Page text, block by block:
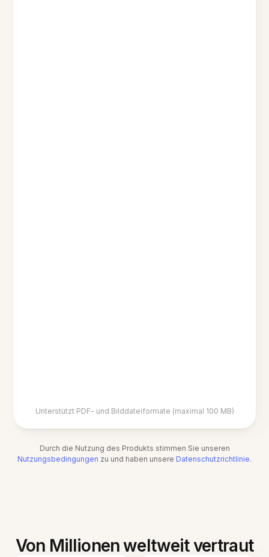
Unterstützt PDF- und Bilddateiformate (maximal 100 MB)
Durch die Nutzung des Produkts stimmen Sie unseren
Nutzungsbedingungen zu und haben unsere Datenschutzrichtlinie.
Von Millionen weltweit vertraut